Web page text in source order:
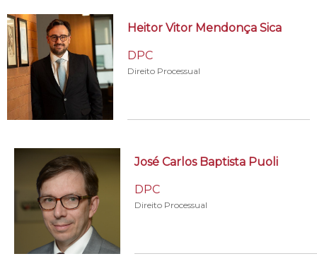
Heitor Vitor Mendonça Sica
DPC
Direito Processual
José Carlos Baptista Puoli
DPC
Direito Processual